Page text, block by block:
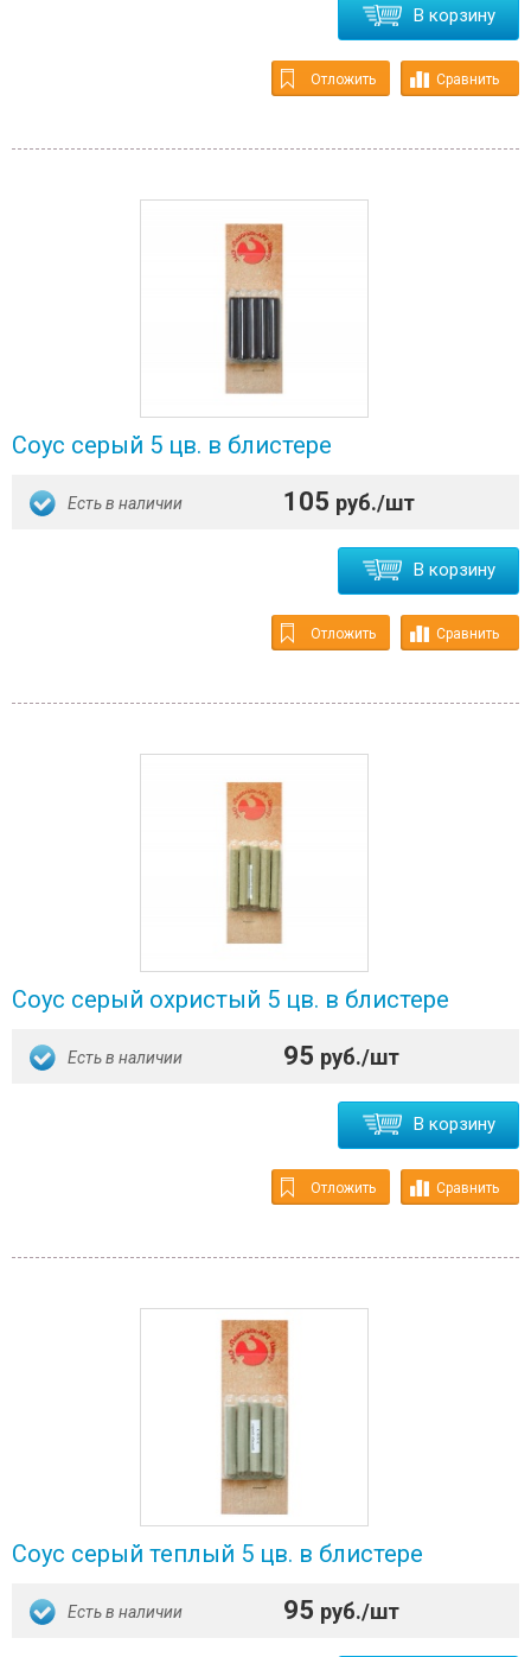
В корзину
Отложить Сравнить
Соус серый 5 цв. в блистере
Есть в наличии 105 руб./шт
В корзину
Отложить Сравнить
Соус серый охристый 5 цв. в блистере
Есть в наличии 95 руб./шт
В корзину
Отложить Сравнить
Соус серый теплый 5 цв. в блистере
Есть в наличии 95 руб./шт